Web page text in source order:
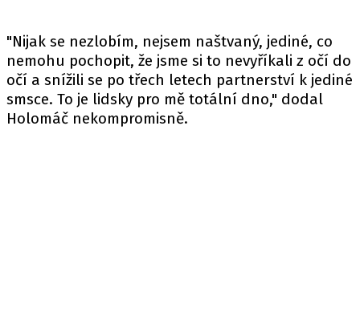
"Nijak se nezlobím, nejsem naštvaný, jediné, co
nemohu pochopit, že jsme si to nevyříkali z očí do
očí a snížili se po třech letech partnerství k jediné
smsce. To je lidsky pro mě totální dno," dodal
Holomáč nekompromisně.